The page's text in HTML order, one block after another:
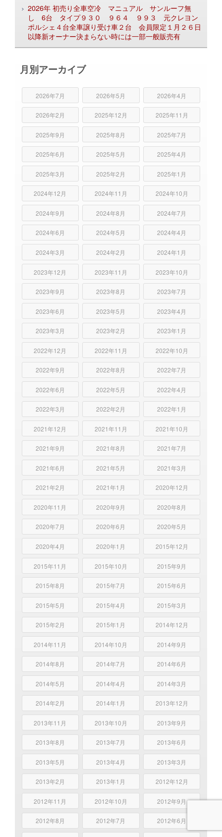
2026年 初売り全車空冷 マニュアル サンルーフ無
し 6台 タイプ９３０ ９６４ ９９３ 元クレヨン
ポルシェ４台全車譲り受け車２台 会員限定１月２６日
以降新オーナー決まらない時には一部一般販売有
月別アーカイブ
2026年7月 2026年5月 2026年4月
2026年2月 2025年12月 2025年11月
2025年9月 2025年8月 2025年7月
2025年6月 2025年5月 2025年4月
2025年3月 2025年2月 2025年1月
2024年12月 2024年11月 2024年10月
2024年9月 2024年8月 2024年7月
2024年6月 2024年5月 2024年4月
2024年3月 2024年2月 2024年1月
2023年12月 2023年11月 2023年10月
2023年9月 2023年8月 2023年7月
2023年6月 2023年5月 2023年4月
2023年3月 2023年2月 2023年1月
2022年12月 2022年11月 2022年10月
2022年9月 2022年8月 2022年7月
2022年6月 2022年5月 2022年4月
2022年3月 2022年2月 2022年1月
2021年12月 2021年11月 2021年10月
2021年9月 2021年8月 2021年7月
2021年6月 2021年5月 2021年3月
2021年2月 2021年1月 2020年12月
2020年11月 2020年9月 2020年8月
2020年7月 2020年6月 2020年5月
2020年4月 2020年1月 2015年12月
2015年11月 2015年10月 2015年9月
2015年8月 2015年7月 2015年6月
2015年5月 2015年4月 2015年3月
2015年2月 2015年1月 2014年12月
2014年11月 2014年10月 2014年9月
2014年8月 2014年7月 2014年6月
2014年5月 2014年4月 2014年3月
2014年2月 2014年1月 2013年12月
2013年11月 2013年10月 2013年9月
2013年8月 2013年7月 2013年6月
2013年5月 2013年4月 2013年3月
2013年2月 2013年1月 2012年12月
2012年11月 2012年10月 2012年9月
2012年8月 2012年7月 2012年6月